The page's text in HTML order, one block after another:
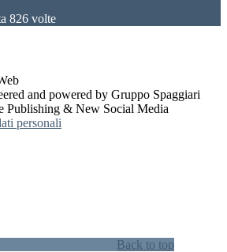
826 volte
and powered by Gruppo Spaggiari
Publishing & New Social Media
personali
Back to top